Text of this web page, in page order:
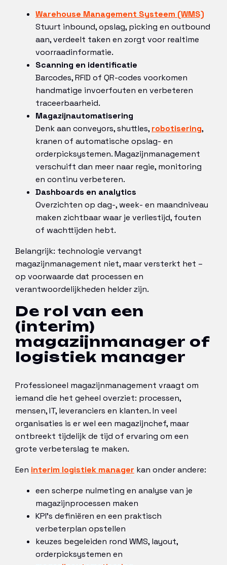
Warehouse Management Systeem (WMS)
Stuurt inbound, opslag, picking en outbound
aan, verdeelt taken en zorgt voor realtime
voorraadinformatie.
Scanning en identificatie
Barcodes, RFID of QR-codes voorkomen
handmatige invoerfouten en verbeteren
traceerbaarheid.
Magazijnautomatisering
Denk aan conveyors, shuttles, robotisering,
kranen of automatische opslag- en
orderpicksystemen. Magazijnmanagement
verschuift dan meer naar regie, monitoring
en continu verbeteren.
Dashboards en analytics
Overzichten op dag-, week- en maandniveau
maken zichtbaar waar je verliestijd, fouten
of wachttijden hebt.
Belangrijk: technologie vervangt
magazijnmanagement niet, maar versterkt het –
op voorwaarde dat processen en
verantwoordelijkheden helder zijn.
De rol van een
(interim)
magazijnmanager of
logistiek manager
Professioneel magazijnmanagement vraagt om
iemand die het geheel overziet: processen,
mensen, IT, leveranciers en klanten. In veel
organisaties is er wel een magazijnchef, maar
ontbreekt tijdelijk de tijd of ervaring om een
grote verbeterslag te maken.
Een interim logistiek manager kan onder andere:
een scherpe nulmeting en analyse van je
magazijnprocessen maken
KPI’s definiëren en een praktisch
verbeterplan opstellen
keuzes begeleiden rond WMS, layout,
orderpicksystemen en